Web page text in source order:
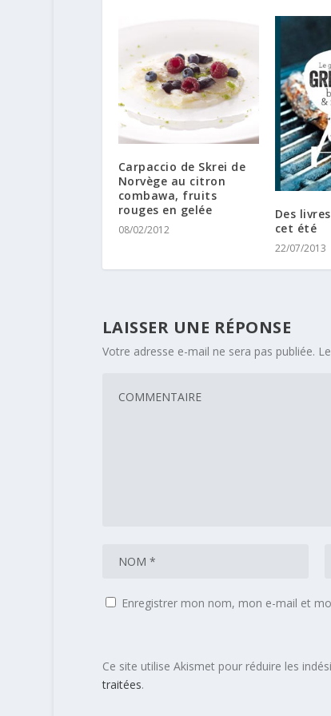
Carpaccio de Skrei de
Norvège au citron
combawa, fruits
rouges en gelée
08/02/2012
Des
cet été
22/07/2013
LAISSER UNE RÉPONSE
Votre adresse e-mail ne sera pas publiée.
Enregistrer mon nom, mon e-mail et
Ce site utilise Akismet pour réduire les
traitées.